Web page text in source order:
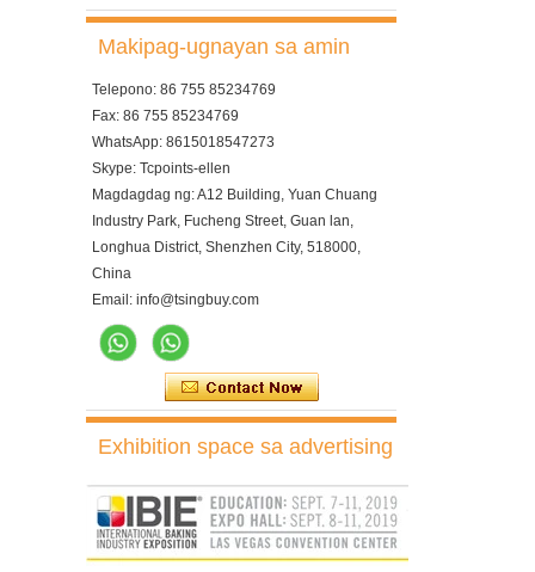
Makipag-ugnayan sa amin
Telepono: 86 755 85234769
Fax: 86 755 85234769
WhatsApp: 8615018547273
Skype: Tcpoints-ellen
Magdagdag ng: A12 Building, Yuan Chuang
Industry Park, Fucheng Street, Guan lan,
Longhua District, Shenzhen City, 518000,
China
Email: info@tsingbuy.com
Exhibition space sa advertising